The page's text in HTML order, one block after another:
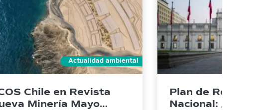
Actualidad ambiental
Chile en Revista
Minería Mayo
Plan de
Nacional: ¿Qué